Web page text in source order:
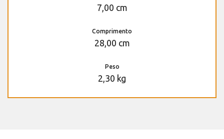
7,00 cm
Comprimento
28,00 cm
Peso
2,30 kg